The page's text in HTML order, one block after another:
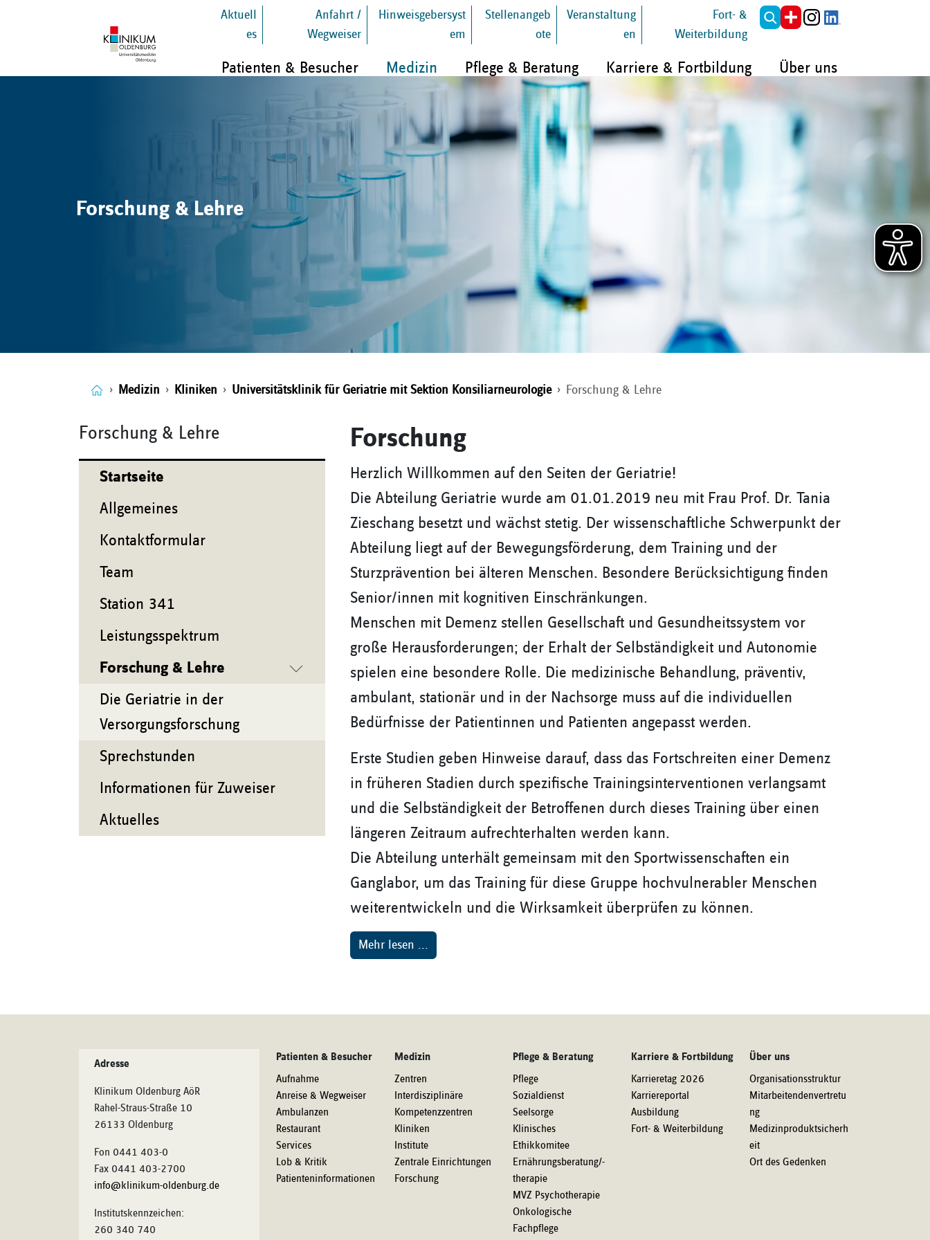
Aktuell
es
Anfahrt /
Wegweiser
Hinweisgebersyst
em
Stellenangeb
ote
Veranstaltung
en
Fort- &
Weiterbildung
Patienten & Besucher Medizin Pflege & Beratung Karriere & Fortbildung Über uns
Forschung & Lehre
Medizin Kliniken Universitätsklinik für Geriatrie mit Sektion Konsiliarneurologie Forschung & Lehre
Forschung & Lehre
Startseite
Allgemeines
Kontaktformular
Team
Station 341
Leistungsspektrum
Forschung & Lehre
Die Geriatrie in der
Versorgungsforschung
Sprechstunden
Informationen für Zuweiser
Aktuelles
Forschung
Herzlich Willkommen auf den Seiten der Geriatrie!
Die Abteilung Geriatrie wurde am 01.01.2019 neu mit Frau Prof. Dr. Tania
Zieschang besetzt und wächst stetig. Der wissenschaftliche Schwerpunkt der
Abteilung liegt auf der Bewegungsförderung, dem Training und der
Sturzprävention bei älteren Menschen. Besondere Berücksichtigung finden
Senior/innen mit kognitiven Einschränkungen.
Menschen mit Demenz stellen Gesellschaft und Gesundheitssystem vor
große Herausforderungen; der Erhalt der Selbständigkeit und Autonomie
spielen eine besondere Rolle. Die medizinische Behandlung, präventiv,
ambulant, stationär und in der Nachsorge muss auf die individuellen
Bedürfnisse der Patientinnen und Patienten angepasst werden.
Erste Studien geben Hinweise darauf, dass das Fortschreiten einer Demenz
in früheren Stadien durch spezifische Trainingsinterventionen verlangsamt
und die Selbständigkeit der Betroffenen durch dieses Training über einen
längeren Zeitraum aufrechterhalten werden kann.
Die Abteilung unterhält gemeinsam mit den Sportwissenschaften ein
Ganglabor, um das Training für diese Gruppe hochvulnerabler Menschen
weiterentwickeln und die Wirksamkeit überprüfen zu können.
Mehr lesen ...
Adresse
Klinikum Oldenburg AöR
Rahel-Straus-Straße 10
26133 Oldenburg
Fon 0441 403-0
Fax 0441 403-2700
info@klinikum-oldenburg.de
Institutskennzeichen:
260 340 740
Patienten & Besucher
Aufnahme
Anreise & Wegweiser
Ambulanzen
Restaurant
Services
Lob & Kritik
Patienteninformationen
Medizin
Zentren
Interdisziplinäre
Kompetenzzentren
Kliniken
Institute
Zentrale Einrichtungen
Forschung
Pflege & Beratung
Pflege
Sozialdienst
Seelsorge
Klinisches
Ethikkomitee
Ernährungsberatung/-
therapie
MVZ Psychotherapie
Onkologische
Fachpflege
Karriere & Fortbildung
Karrieretag 2026
Karriereportal
Ausbildung
Fort- & Weiterbildung
Über uns
Organisationsstruktur
Mitarbeitendenvertretu
ng
Medizinproduktsicherh
eit
Ort des Gedenken